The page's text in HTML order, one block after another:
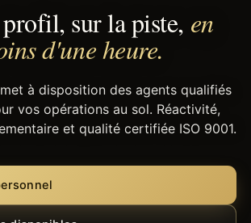
sur la piste, en
d'une heure.
à disposition des agents qualifiés
vos opérations au sol. Réactivité,
et qualité certifiée ISO 9001.